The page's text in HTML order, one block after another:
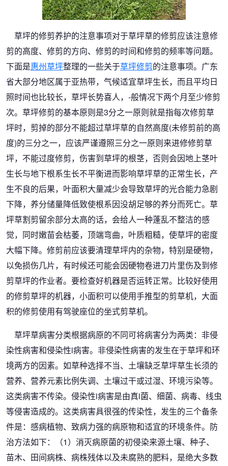
草坪的修剪养护的注意事项对于草坪草的修剪应该注意修
剪的高度、修剪的方向、修剪的时间和修剪的频率等问题。
下面是惠州草坪整理的一些关于草坪修剪的注意事项。广东
省大部分地区属于亚热带，气候适宜草坪生长，而且平均日
照时间也比较长，草坪长势喜人，-般情况下两个月至少修剪
次。草坪修剪的基本原则是3分之一原则就是指每次修剪草
坪时，剪掉的部分不能超过草坪草的自然高度(未修剪前的高
度)的三分之一，应该严谨遵照三分之一原则来进修修剪草
坪，不能过度修剪，伤害到草坪的根茎，否则会因地上茎叶
生长与地下根系生长不平衡进而影响草坪草的正常生长，产
生不良的后果，叶面积大量减少会导致草坪的光合能力急剧
下降，养分储量降低致使根系因没胡足够的养分而死亡。草
坪草割剪留余部分太高的话，会给人一种蓬乱不整洁的感
觉，同时嫩苗会枯萎，顶端弯曲，叶质粗糙，使草坪的密度
大幅下降。修剪前应该要清理草坪内的杂物，特别是硬物，
以免损伤几片，有时候还可能会因硬物卷进刀片里伤及到修
剪草坪的作业者。要检查好机器是否运转正常。比较好使用
的修剪草坪的机器，小面积可以使用手推型的剪草机，大面
积的修剪使用有驾驶座位的坐式剪草机。
草坪草病害分类根据病原的不同可将病害分为两类：非侵
染性病害和侵染性i病害。非侵染性病害的发生在于草坪和环
境两方的因素。如草种选择不当、土壤缺乏草坪草生长须的
营养、营养元素比例失调、土壤过干或过湿、环境污染等。
这类病害不传染。侵染性i病害是由真i菌、细菌、病毒、线虫
等侵害造成的。这类病害具很强的传染性，发生的三个备条
件是：感病植物、致病力强的病原物和适宜的环境条件。防
治方法如下：（1）消灭病原菌的初侵染来源土壤、种子、
苗木、田间病株、病株残体以及未腐熟的肥料，是绝大多数